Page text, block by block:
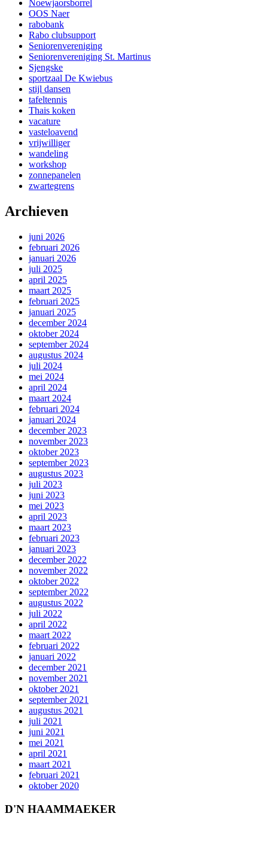
Noewjaorsborrel
OOS Naer
rabobank
Rabo clubsupport
Seniorenvereniging
Seniorenvereniging St. Martinus
Sjengske
sportzaal De Kwiebus
stijl dansen
tafeltennis
Thais koken
vacature
vasteloavend
vrijwilliger
wandeling
workshop
zonnepanelen
zwartegrens
Archieven
juni 2026
februari 2026
januari 2026
juli 2025
april 2025
maart 2025
februari 2025
januari 2025
december 2024
oktober 2024
september 2024
augustus 2024
juli 2024
mei 2024
april 2024
maart 2024
februari 2024
januari 2024
december 2023
november 2023
oktober 2023
september 2023
augustus 2023
juli 2023
juni 2023
mei 2023
april 2023
maart 2023
februari 2023
januari 2023
december 2022
november 2022
oktober 2022
september 2022
augustus 2022
juli 2022
april 2022
maart 2022
februari 2022
januari 2022
december 2021
november 2021
oktober 2021
september 2021
augustus 2021
juli 2021
juni 2021
mei 2021
april 2021
maart 2021
februari 2021
oktober 2020
D'N HAAMMAEKER